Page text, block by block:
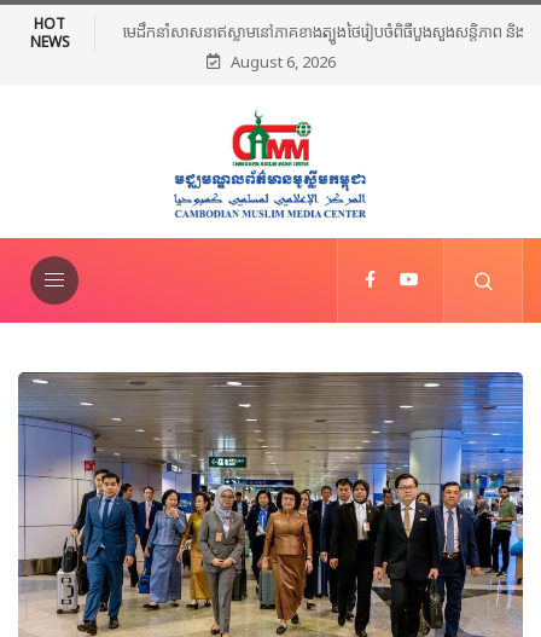
HOT
NEWS
មេដឹកនាំសាសនាឥស្លាមនៅភាគខាងត្បូងថៃរៀបចំពិធីបួងសួងសន្តិភាព និងថ្កោល
ទោសអំពើហិង្សា ក្រោយការវាយប្រហារនៅណារ៉ាធីវ៉ាត់
August 6, 2026